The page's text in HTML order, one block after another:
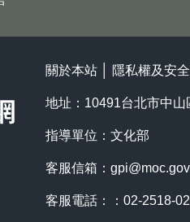
關於本站 隱私權及安
地址：10491台北市中山
指導單位：文化部
客服信箱：
客服電話：：02-2518-